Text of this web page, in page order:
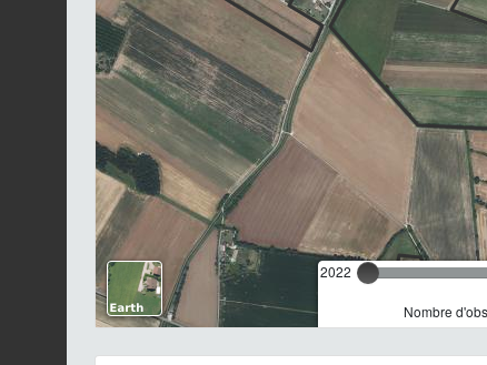
2022
Nombre